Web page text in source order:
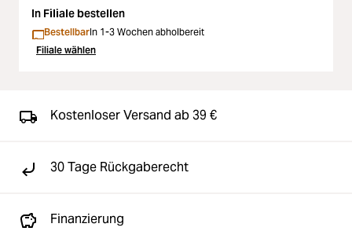
In Filiale bestellen
BestellbarIn 1-3 Wochen abholbereit
Filiale wählen
Kostenloser Versand ab 39 €
30 Tage Rückgaberecht
Finanzierung